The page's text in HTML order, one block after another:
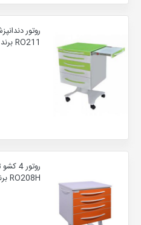
RO211 برند نوید اکباتان
RO208H برند نوید اکباتان